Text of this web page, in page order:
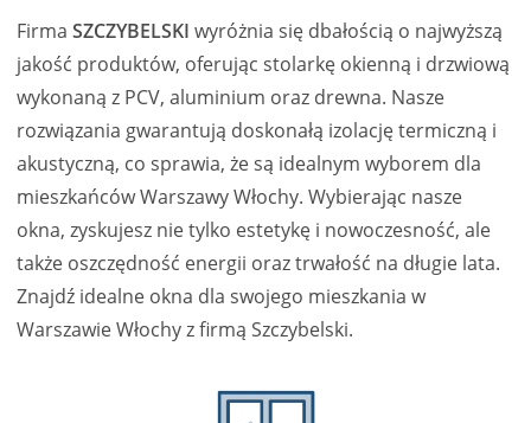
Firma SZCZYBELSKI wyróżnia się dbałością o najwyższą
jakość produktów, oferując stolarkę okienną i drzwiową
wykonaną z PCV, aluminium oraz drewna. Nasze
rozwiązania gwarantują doskonałą izolację termiczną i
akustyczną, co sprawia, że są idealnym wyborem dla
mieszkańców Warszawy Włochy. Wybierając nasze
okna, zyskujesz nie tylko estetykę i nowoczesność, ale
także oszczędność energii oraz trwałość na długie lata.
Znajdź idealne okna dla swojego mieszkania w
Warszawie Włochy z firmą Szczybelski.